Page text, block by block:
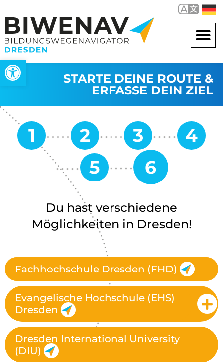
Werkzeugleiste öffnen
STARTE DEINE ROUTE &
ERFASSE DEIN ZIEL
Du hast verschiedene
Möglichkeiten in Dresden!
Fachhochschule Dresden (FHD)
Evangelische Hochschule (EHS)
Dresden
Dresden International University
(DIU)